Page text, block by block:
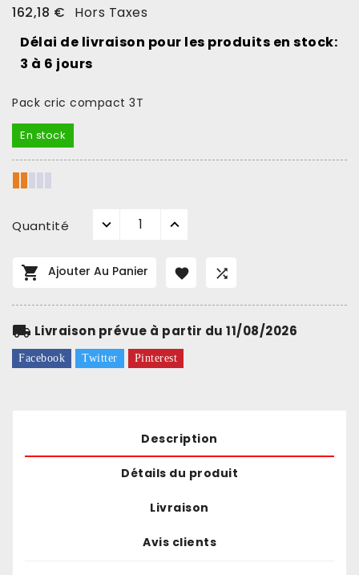
162,18 €
Hors Taxes
Délai de livraison pour les produits en stock:
3 à 6 jours
Pack cric compact 3T
En stock
Quantité
 Ajouter Au Panier  
local_shipping Livraison prévue à partir du 11/08/2026
Facebook Twitter Pinterest
Description
Détails du produit
Livraison
Avis clients